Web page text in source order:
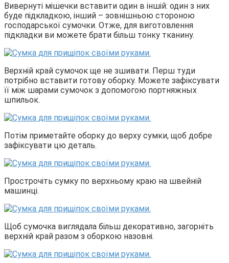
Вивернуті мішечки вставити один в іншій: один з них
буде підкладкою, інший – зовнішньою стороною
господарської сумочки. Отже, для виготовлення
підкладки ви можете брати більш тонку тканину.
Верхній край сумочок ще не зшивати. Перш туди
потрібно вставити готову оборку. Можете зафіксувати
її між шарами сумочок з допомогою портняжных
шпильок.
Потім приметайте оборку до верху сумки, щоб добре
зафіксувати цю деталь.
Прострочіть сумку по верхньому краю на швейній
машинці.
Щоб сумочка виглядала більш декоративно, загорніть
верхній край разом з оборкою назовні.